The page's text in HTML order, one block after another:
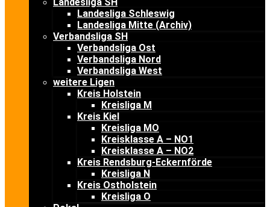
Landesliga Schleswig
Landesliga Mitte (Archiv)
Verbandsliga SH
Verbandsliga Ost
Verbandsliga Nord
Verbandsliga West
weitere Ligen
Kreis Holstein
Kreisliga M
Kreis Kiel
Kreisliga MO
Kreisklasse A – NO1
Kreisklasse A – NO2
Kreis Rendsburg-Eckernförde
Kreisliga N
Kreis Ostholstein
Kreisliga O